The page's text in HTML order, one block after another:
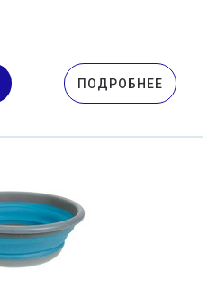
ПОДРОБНЕЕ